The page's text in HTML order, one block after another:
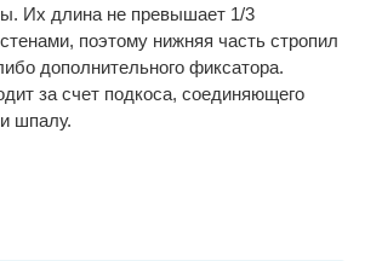
Их длина не превышает 1/3
поэтому нижняя часть стропил
дополнительного фиксатора.
за счет подкоса, соединяющего
шпалу.